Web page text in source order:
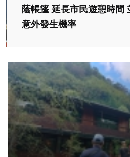
蔭帳篷 延長市民遊憩時間
意外發生機率